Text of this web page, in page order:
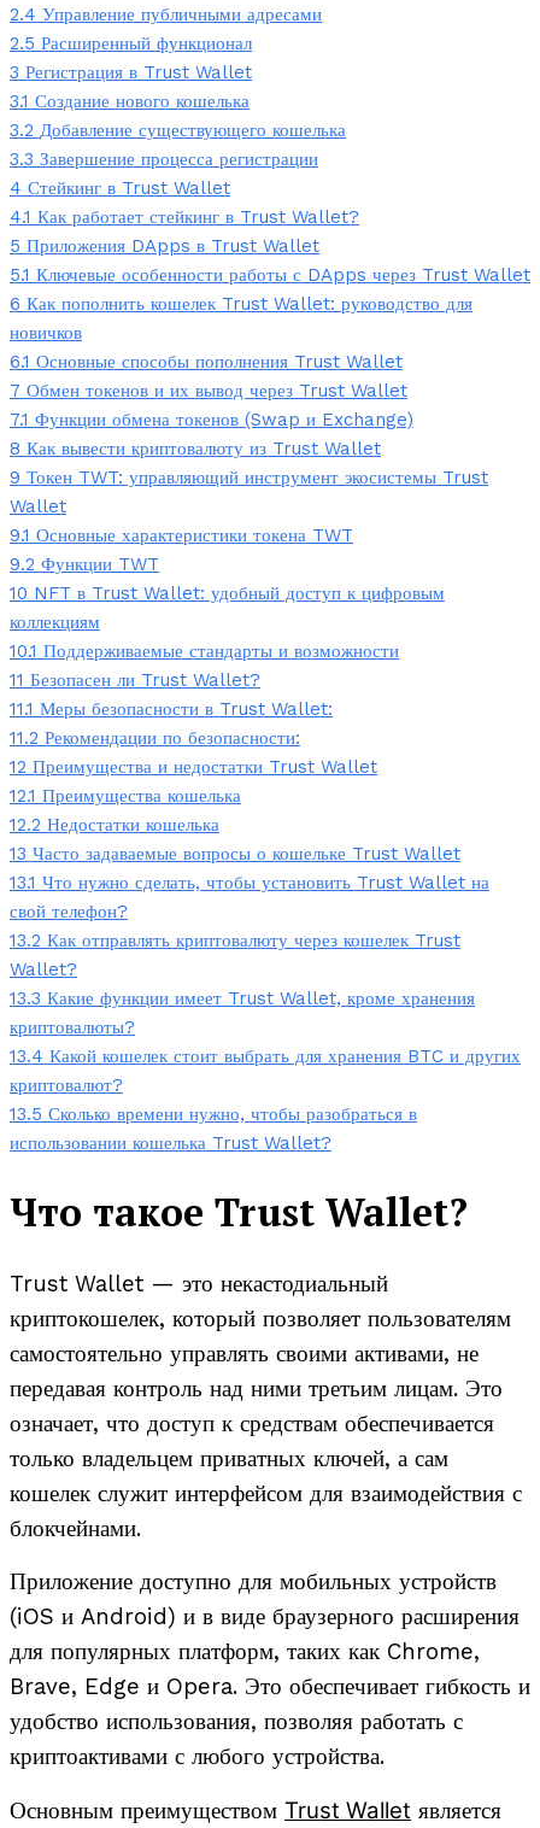
2.4 Управление публичными адресами
2.5 Расширенный функционал
3 Регистрация в Trust Wallet
3.1 Создание нового кошелька
3.2 Добавление существующего кошелька
3.3 Завершение процесса регистрации
4 Стейкинг в Trust Wallet
4.1 Как работает стейкинг в Trust Wallet?
5 Приложения DApps в Trust Wallet
5.1 Ключевые особенности работы с DApps через Trust Wallet
6 Как пополнить кошелек Trust Wallet: руководство для
новичков
6.1 Основные способы пополнения Trust Wallet
7 Обмен токенов и их вывод через Trust Wallet
7.1 Функции обмена токенов (Swap и Exchange)
8 Как вывести криптовалюту из Trust Wallet
9 Токен TWT: управляющий инструмент экосистемы Trust
Wallet
9.1 Основные характеристики токена TWT
9.2 Функции TWT
10 NFT в Trust Wallet: удобный доступ к цифровым
коллекциям
10.1 Поддерживаемые стандарты и возможности
11 Безопасен ли Trust Wallet?
11.1 Меры безопасности в Trust Wallet:
11.2 Рекомендации по безопасности:
12 Преимущества и недостатки Trust Wallet
12.1 Преимущества кошелька
12.2 Недостатки кошелька
13 Часто задаваемые вопросы о кошельке Trust Wallet
13.1 Что нужно сделать, чтобы установить Trust Wallet на
свой телефон?
13.2 Как отправлять криптовалюту через кошелек Trust
Wallet?
13.3 Какие функции имеет Trust Wallet, кроме хранения
криптовалюты?
13.4 Какой кошелек стоит выбрать для хранения BTC и других
криптовалют?
13.5 Сколько времени нужно, чтобы разобраться в
использовании кошелька Trust Wallet?
Что такое Trust Wallet?
Trust Wallet — это некастодиальный
криптокошелек, который позволяет пользователям
самостоятельно управлять своими активами, не
передавая контроль над ними третьим лицам. Это
означает, что доступ к средствам обеспечивается
только владельцем приватных ключей, а сам
кошелек служит интерфейсом для взаимодействия с
блокчейнами.
Приложение доступно для мобильных устройств
(iOS и Android) и в виде браузерного расширения
для популярных платформ, таких как Chrome,
Brave, Edge и Opera. Это обеспечивает гибкость и
удобство использования, позволяя работать с
криптоактивами с любого устройства.
Основным преимуществом Trust Wallet является